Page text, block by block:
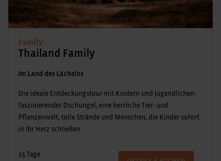
Family
Thailand Family
Im Land des Lächelns
Die ideale Entdeckungstour mit Kindern und Jugendlichen:
faszinierender Dschungel, eine herrliche Tier- und
Pflanzenwelt, tolle Strände und Menschen, die Kinder sofort
in ihr Herz schließen.
15 Tage